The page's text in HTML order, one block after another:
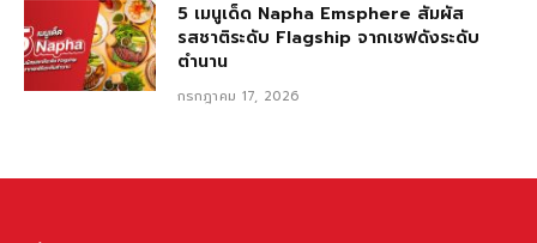
5 เมนูเด็ด Napha Emsphere สัมผัส
รสชาติระดับ Flagship จากเชฟดังระดับ
ตำนาน
กรกฎาคม 17, 2026